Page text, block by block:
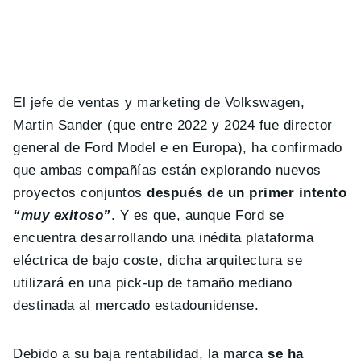
El jefe de ventas y marketing de Volkswagen,
Martin Sander (que entre 2022 y 2024 fue director
general de Ford Model e en Europa), ha confirmado
que ambas compañías están explorando nuevos
proyectos conjuntosdespués de un primer intento
“muy exitoso”. Y es que, aunque Ford se
encuentra desarrollando una inédita plataforma
eléctrica de bajo coste, dicha arquitectura se
utilizará en una pick-up de tamaño mediano
destinada al mercado estadounidense.
Debido a su baja rentabilidad, la marcase ha